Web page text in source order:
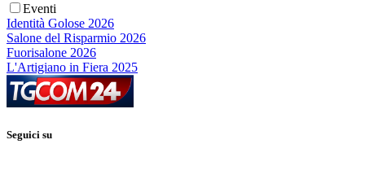
Eventi
Identità Golose 2026
Salone del Risparmio 2026
Fuorisalone 2026
L'Artigiano in Fiera 2025
Seguici su